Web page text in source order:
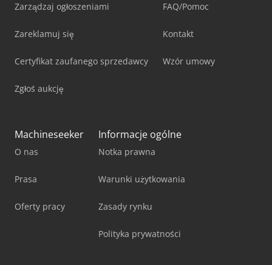
Zarządzaj ogłoszeniami
Zareklamuj się
Certyfikat zaufanego sprzedawcy
Zgłoś aukcję
FAQ/Pomoc
Kontakt
Wzór umowy
Machineseeker
O nas
Prasa
Oferty pracy
Informacje ogólne
Notka prawna
Warunki użytkowania
Zasady rynku
Polityka prywatności